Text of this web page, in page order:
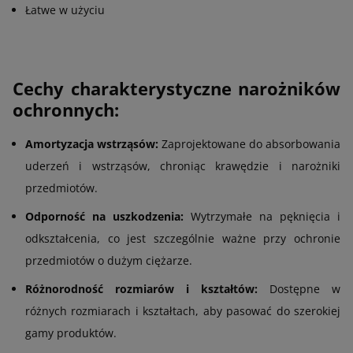
Łatwe w użyciu
Cechy charakterystyczne narożników
ochronnych:
Amortyzacja wstrząsów: Zaprojektowane do absorbowania
uderzeń i wstrząsów, chroniąc krawędzie i narożniki
przedmiotów.
Odporność na uszkodzenia: Wytrzymałe na pęknięcia i
odkształcenia, co jest szczególnie ważne przy ochronie
przedmiotów o dużym ciężarze.
Różnorodność rozmiarów i kształtów: Dostępne w
różnych rozmiarach i kształtach, aby pasować do szerokiej
gamy produktów.